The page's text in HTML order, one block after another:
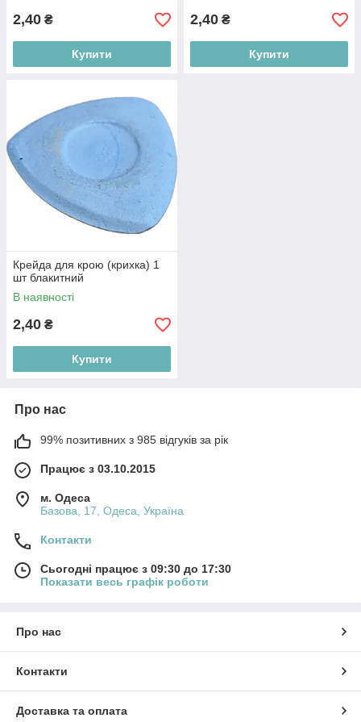
2,40 ₴
Купити
2,40 ₴
Купити
Крейда для крою (крихка) 1
шт блакитний
В наявності
2,40 ₴
Купити
Про нас
99% позитивних з 985 відгуків за рік
Працює з 03.10.2015
м. Одеса
Базова, 17, Одеса, Україна
Контакти
Сьогодні працює з 09:30 до 17:30
Показати весь графік роботи
Про нас
Контакти
Доставка та оплата